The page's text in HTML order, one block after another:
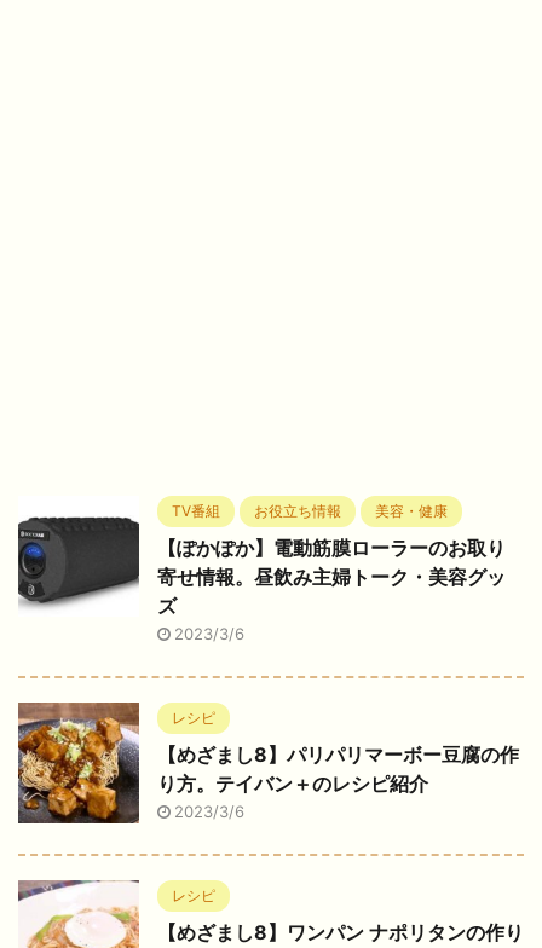
TV番組 お役立ち情報 美容・健康
【ぽかぽか】電動筋膜ローラーのお取り
寄せ情報。昼飲み主婦トーク・美容グッ
ズ
2023/3/6
レシピ
【めざまし8】パリパリマーボー豆腐の作
り方。テイバン＋のレシピ紹介
2023/3/6
レシピ
【めざまし8】ワンパン ナポリタンの作り